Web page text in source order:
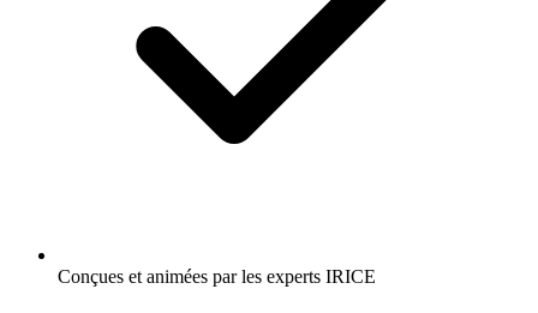
Conçues et animées par les experts IRICE